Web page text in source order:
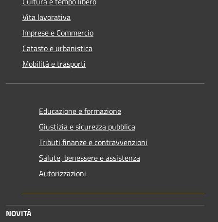
Vita lavorativa
Imprese e Commercio
Catasto e urbanistica
Mobilità e trasporti
Educazione e formazione
Giustizia e sicurezza pubblica
Tributi,finanze e contravvenzioni
Salute, benessere e assistenza
Autorizzazioni
NOVITÀ